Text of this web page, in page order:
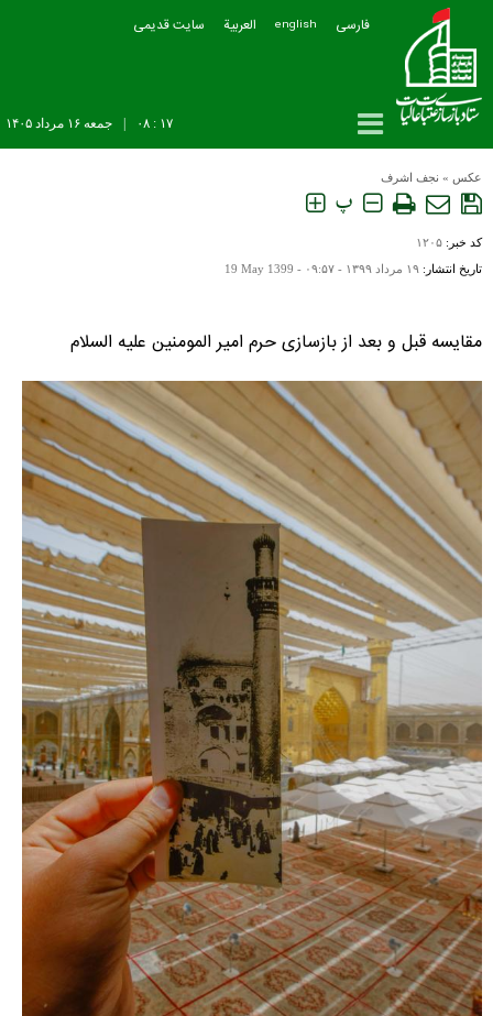
فارسی english العربیة سایت قدیمی
جمعه ۱۶ مرداد ۱۴۰۵ ۱۷ : ۰۸
عکس » نجف اشرف
پ
کد خبر: ۱۲۰۵
تاریخ انتشار: ۱۹ مرداد ۱۳۹۹ - ۰۹:۵۷ - 19 May 1399
مقایسه قبل و بعد از بازسازی حرم امیر المومنین علیه السلام